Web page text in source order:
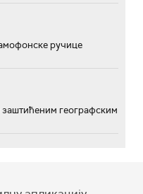
ручице
географским